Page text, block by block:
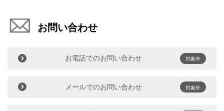
お問い合わせ
お電話でのお問い合わせ 対象外
メールでのお問い合わせ 対象外